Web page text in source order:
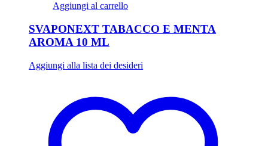
Aggiungi al carrello
SVAPONEXT TABACCO E MENTA
AROMA 10 ML
Aggiungi alla lista dei desideri